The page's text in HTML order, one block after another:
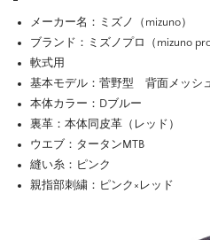
メーカー名：ミズノ（mizuno）
ブランド：ミズノプロ（mizuno pro
軟式用
基本モデル：菅野型 背面メッシ
本体カラー：Dブルー
裏革：本体同皮革（レッド）
ウエブ：タータンMTB
縫い糸：ピンク
親指部刺繍：ピンク×レッド